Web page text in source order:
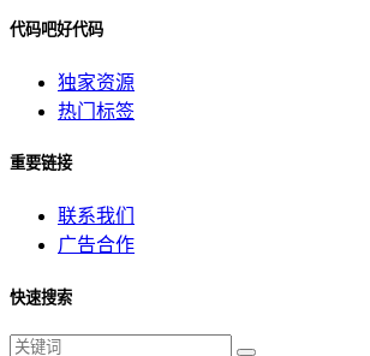
代码吧好代码
独家资源
热门标签
重要链接
联系我们
广告合作
快速搜索